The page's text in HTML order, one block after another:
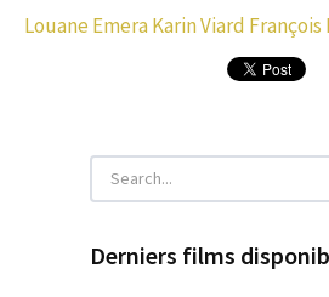
Louane EmeraKarin Viard François
Derniers films